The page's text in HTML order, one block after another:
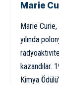
Marie
Marie
yılında
kazandılar.
Kimya